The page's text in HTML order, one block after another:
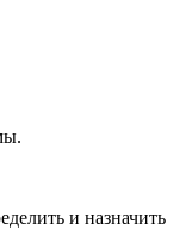
и назначить